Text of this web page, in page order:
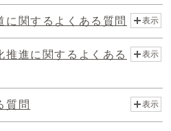
に関するよくある質問 表示
推進に関するよくある
表示
質問 表示